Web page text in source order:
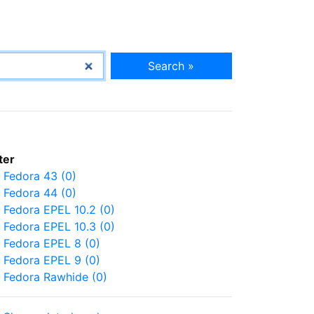
Search »
Fedora 43 (0)
Fedora 44 (0)
Fedora EPEL 10.2 (0)
Fedora EPEL 10.3 (0)
Fedora EPEL 8 (0)
Fedora EPEL 9 (0)
Fedora Rawhide (0)